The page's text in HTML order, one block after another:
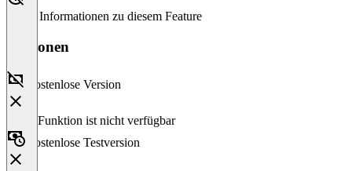
Keine Informationen zu diesem Feature
Versionen
Kostenlose Version
Diese Funktion ist nicht verfügbar
Kostenlose Testversion